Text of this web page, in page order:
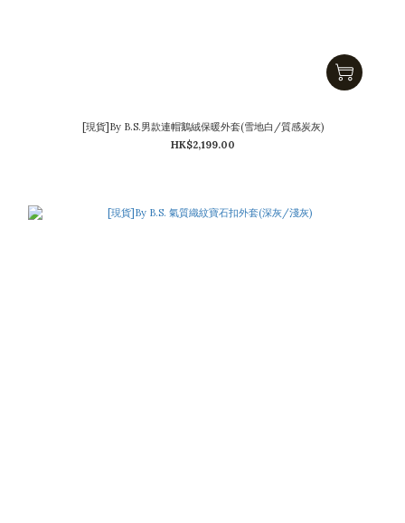
[現貨]By B.S.男款連帽鵝絨保暖外套(雪地白/質感炭灰)
HK$2,199.00